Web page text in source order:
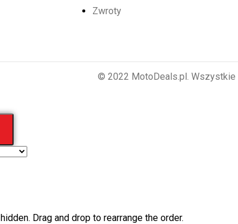
Zwroty
© 2022 MotoDeals.pl. Wszystkie
Drag and drop to rearrange the order.